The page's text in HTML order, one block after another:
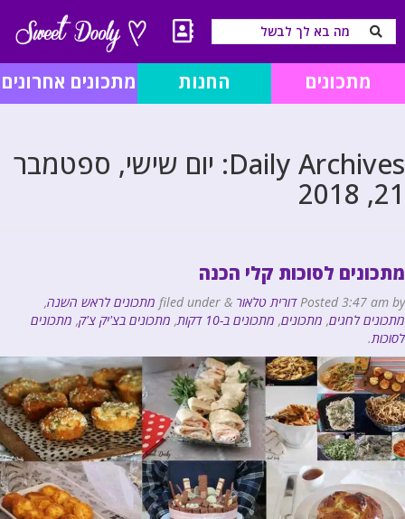
מתכונים החנות מתכונים אחרונים
Daily Archives: יום שישי, ספטמבר
21, 2018
מתכונים לסוכות קלי הכנה
Posted3:47 am by דורית טלאור & מתכונים לראש השנה,
מתכונים לחגים, מתכונים, מתכונים ב-10 דקות , מתכונים בצ'יק צ'ק, מתכונים
לסוכות.